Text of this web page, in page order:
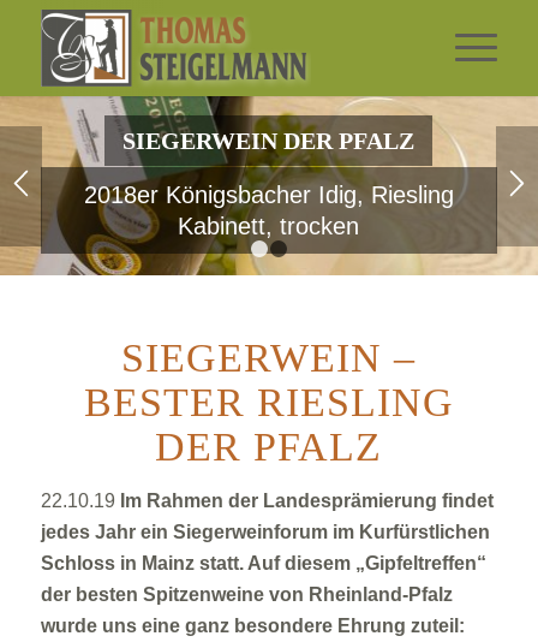
SIEGERWEIN DER PFALZ
2018er Königsbacher Idig, Riesling
Kabinett, trocken
SIEGERWEIN –
BESTER RIESLING
DER PFALZ
22.10.19 Im Rahmen der Landesprämierung findet
jedes Jahr ein Siegerweinforum im Kurfürstlichen
Schloss in Mainz statt. Auf diesem „Gipfeltreffen“
der besten Spitzenweine von Rheinland-Pfalz
wurde uns eine ganz besondere Ehrung zuteil: